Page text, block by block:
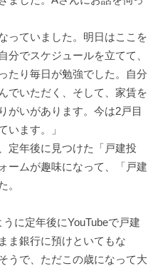
っていました。明日はここを
分でスケジュールを立てて、
たり毎日が勉強でした。自分
でいただく、そして、家賃を
がいがあります。今は2戸目
います。」
定年後に見つけた「戸建投
ームが趣味になって、「戸建
。
に定年後にYouTubeで戸建
ま銀行に預けといてもな
うで、ただこの歳になって大